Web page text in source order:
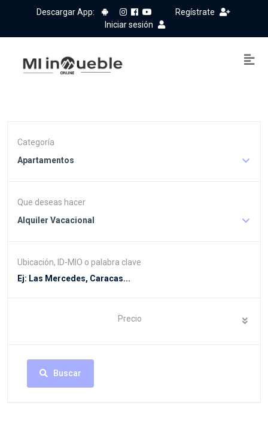
Descargar App:
Regístrate
Iniciar sesión
Categoría
Apartamentos
Que deseas hacer
Alquiler Vacacional
Ubicación, ID-MIO o palabra clave
Precio
Buscar